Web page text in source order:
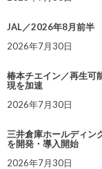
JAL／2026年8月前半
2026年7月30日
椿本チエイン／再生可
現を加速
2026年7月30日
三井倉庫ホールディン
を開発・導入開始
2026年7月30日